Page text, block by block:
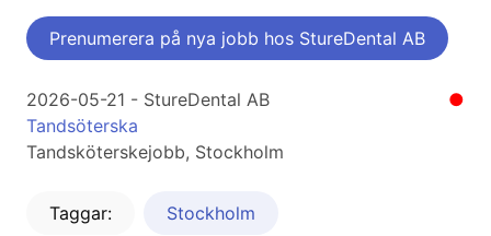
Prenumerera på nya jobb hos StureDental AB
●
2026-05-21 - StureDental AB
Tandsöterska
Tandsköterskejobb, Stockholm
Taggar: Stockholm